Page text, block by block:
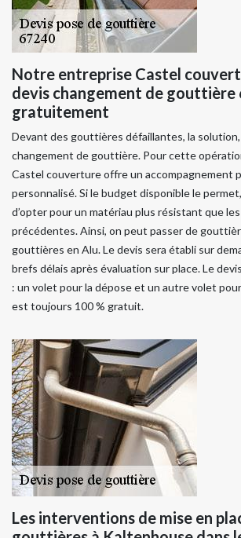
Notre entreprise Castel
devis changement de gouttière
gratuitement
Devant des gouttières défaillantes, la solution,
changement de gouttière. Pour cette
Castel couverture offre un accompagnement
personnalisé. Si le budget disponible le
d’opter pour un matériau plus résistant que
précédentes. Ainsi, on peut passer de
gouttières en Alu. Le devis sera établi sur
brefs délais après évaluation sur place. Le
: un volet pour la dépose et un autre volet
est toujours 100 % gratuit.
Les interventions de mise en